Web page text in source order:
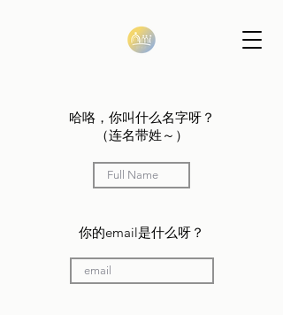
哈咯，你叫什么名字呀？
（连名带姓～）
​你的email是什么呀？